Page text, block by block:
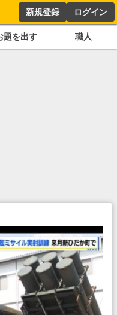
新規登録 ログイン
題を出す 職人